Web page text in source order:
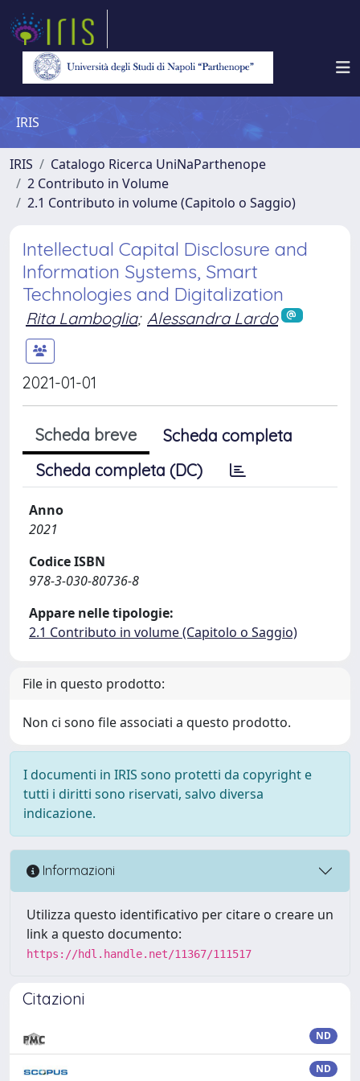
IRIS
IRIS
Catalogo Ricerca UniNaParthenope
2 Contributo in Volume
2.1 Contributo in volume (Capitolo o Saggio)
Intellectual Capital Disclosure and
Information Systems, Smart
Technologies and Digitalization
Rita Lamboglia; Alessandra Lardo
2021-01-01
Scheda breve
Scheda completa
Scheda completa (DC)
Anno
2021
Codice ISBN
978-3-030-80736-8
Appare nelle tipologie:
2.1 Contributo in volume (Capitolo o Saggio)
File in questo prodotto:
Non ci sono file associati a questo prodotto.
I documenti in IRIS sono protetti da copyright e
tutti i diritti sono riservati, salvo diversa
indicazione.
Informazioni
Utilizza questo identificativo per citare o creare un
link a questo documento:
https://hdl.handle.net/11367/111517
Citazioni
ND
ND